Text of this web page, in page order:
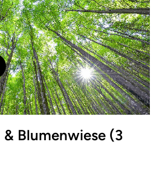
Blumenwiese (3